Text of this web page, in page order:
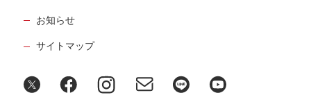
お知らせ
サイトマップ